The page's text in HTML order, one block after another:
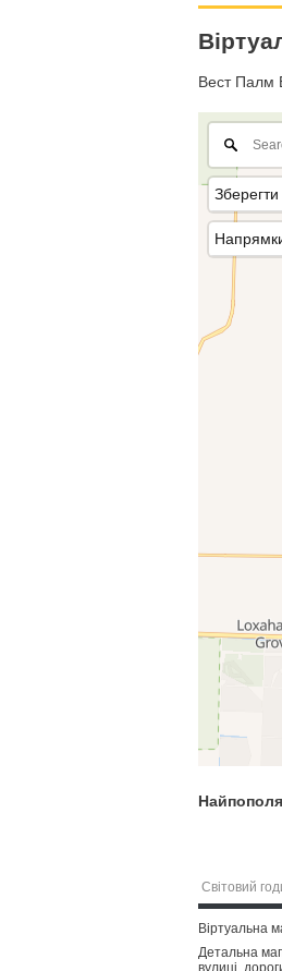
Вест Палм
Світовий
Віртуальна
Детальна
вулиці,